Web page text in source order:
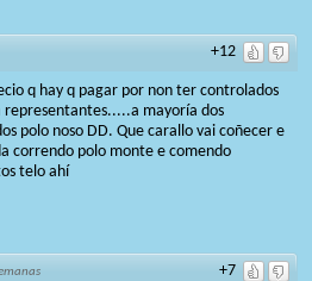
+12
q hay q pagar por non ter controlados
representantes.....a mayoría dos
polo noso DD. Que carallo vai coñecer e
correndo polo monte e comendo
telo ahí
+7